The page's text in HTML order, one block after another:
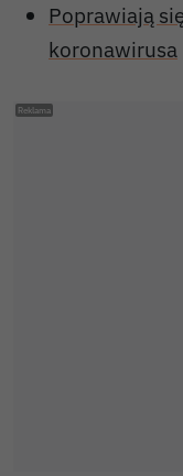
Poprawiają
koronawirusa